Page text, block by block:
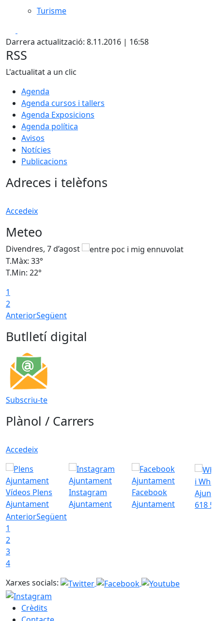
Turisme
Darrera actualització: 8.11.2016 | 16:58
RSS
L'actualitat a un clic
Agenda
Agenda cursos i tallers
Agenda Exposicions
Agenda política
Avisos
Notícies
Publicacions
Adreces i telèfons
Accedeix
Meteo
Divendres, 7 d’agost
T.Màx: 33°
T.Min: 22°
1
2
AnteriorSegüent
Butlletí digital
Subscriu-te
Plànol / Carrers
Accedeix
Vídeos Plens
Ajuntament
Instagram
Ajuntament
Facebook
Ajuntament
i
618
AnteriorSegüent
1
2
3
4
Xarxes socials:
Crèdits